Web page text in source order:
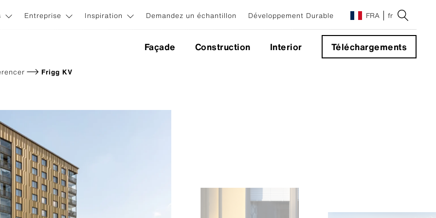
Entreprise Inspiration Demandez un échantillon Développement Durable FRA fr
Façade Construction Interior Téléchargements
Frigg KV